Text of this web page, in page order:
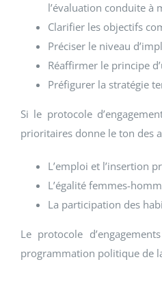
l’évaluation conduite à
Clarifier les objectifs
Préciser le niveau
Réaffirmer le principe
Préfigurer la stratégie
Si le protocole
prioritaires donne le ton des
L’emploi et l’insertion
L’égalité femmes-
La participation des
Le protocole
programmation politique de